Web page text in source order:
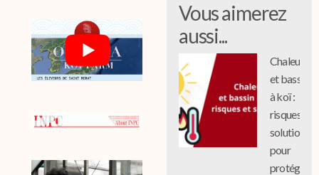
Vous aimerez
aussi...
Chaleur
et bassin
à koï :
risques et
solutions
pour
protéger